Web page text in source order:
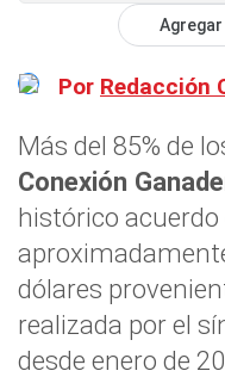
Agregar
Por Redacción
Más del 85% de
Conexión
histórico
dólares
realizada por el
desde enero de